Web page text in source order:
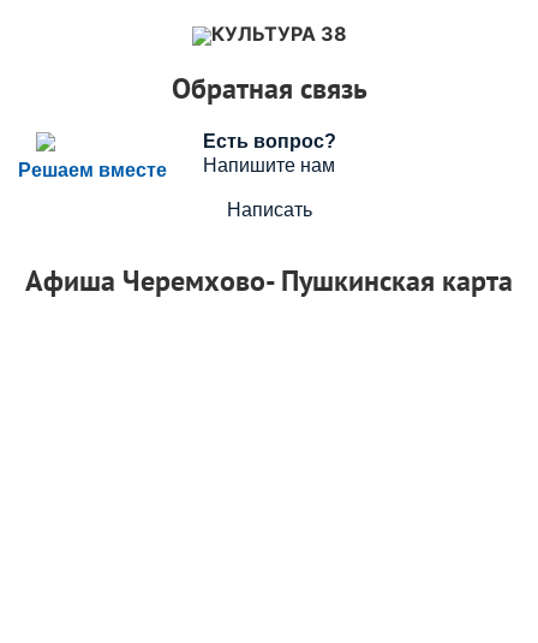
КУЛЬТУРА 38
Обратная связь
Решаем вместе
Есть вопрос?
Напишите нам
Написать
Афиша Черемхово- Пушкинская карта